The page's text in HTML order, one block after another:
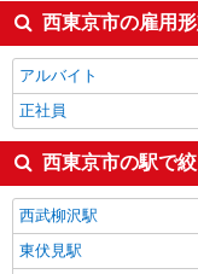
西東京市の雇用
アルバイト
正社員
西東京市の駅で
西武柳沢駅
東伏見駅